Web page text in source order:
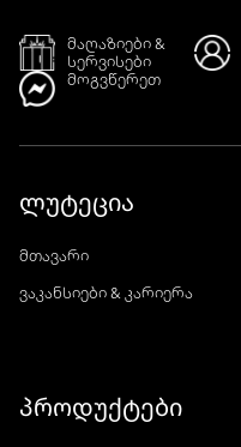
მაღაზიები &
სერვისები
მოგვწერეთ
ლუტეცია
მთავარი
ვაკანსიები & კარიერა
პროდუქტები